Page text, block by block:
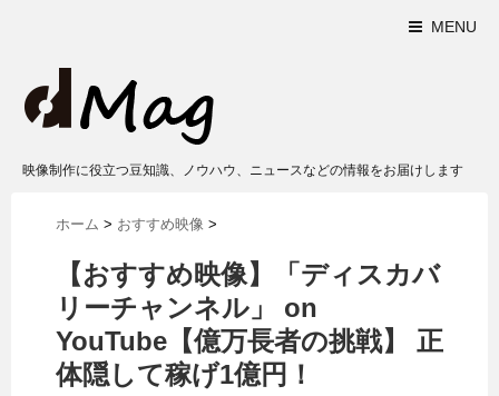
MENU
映像制作に役立つ豆知識、ノウハウ、ニュースなどの情報をお届けします
ホーム > おすすめ映像 >
【おすすめ映像】「ディスカバ
リーチャンネル」 on
YouTube【億万長者の挑戦】 正
体隠して稼げ1億円！